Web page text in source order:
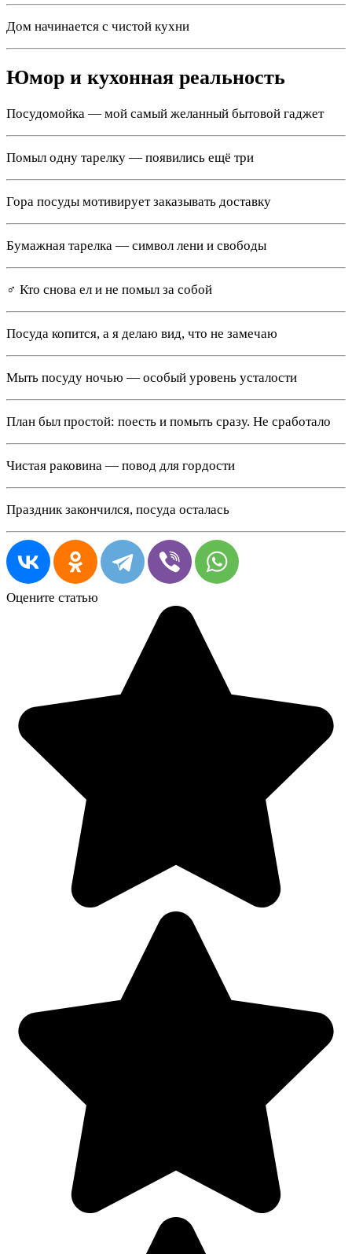
Дом начинается с чистой кухни
Юмор и кухонная реальность
Посудомойка — мой самый желанный бытовой гаджет
Помыл одну тарелку — появились ещё три
Гора посуды мотивирует заказывать доставку
Бумажная тарелка — символ лени и свободы
‍♂️ Кто снова ел и не помыл за собой
Посуда копится, а я делаю вид, что не замечаю
Мыть посуду ночью — особый уровень усталости
План был простой: поесть и помыть сразу. Не сработало
Чистая раковина — повод для гордости
Праздник закончился, посуда осталась
Оцените статью